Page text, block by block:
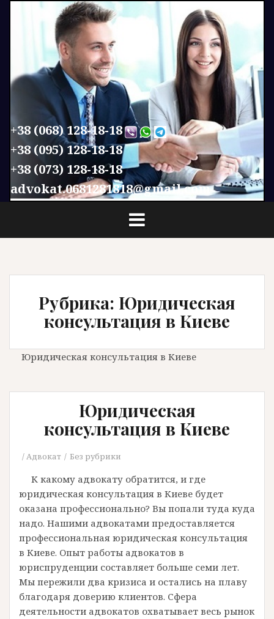
+38 (068) 128-18-18
+38 (095) 128-18-18
+38 (073) 128-18-18
advokat.0681281818@gmail.com
Рубрика: Юридическая
консультация в Киеве
Юридическая консультация в Киеве
Юридическая
консультация в Киеве
Адвокат Без рубрики
К какому адвокату обратится, и где
юридическая консультация в Киеве будет
оказана профессионально? Вы попали туда куда
надо. Нашими адвокатами предоставляется
профессиональная юридическая консультация
в Киеве. Опыт работы адвокатов в
юриспруденции составляет больше семи лет.
Мы пережили два кризиса и остались на плаву
благодаря доверию клиентов. Сфера
деятельности адвокатов охватывает весь рынок